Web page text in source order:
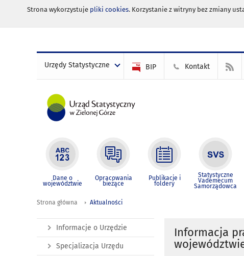
Strona wykorzystuje pliki cookies. Korzystanie z witryny bez zmiany
Urzędy Statystyczne BIP Kontakt
Dane o
województwie
Opracowania
bieżące
Publikacje i
foldery
Statystyczne
Vademecum
Samorządowca
Strona główna Aktualności
Informacja
Informacje o Urzędzie
Specjalizacja Urzędu